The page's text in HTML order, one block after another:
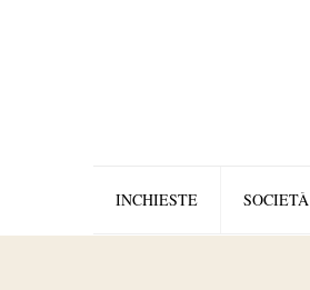
INCHIESTE SOCIETÀ